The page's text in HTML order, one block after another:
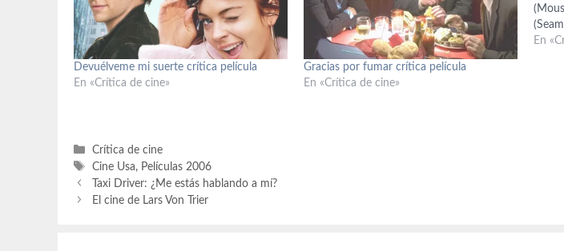
Devuélveme mi suerte crítica película
En «Crítica de cine»
Gracias por fumar crítica película
En «Crítica de cine»
En
Categorías
Crítica de cine
Etiquetas
Cine Usa, Películas 2006
Taxi Driver: ¿Me estás hablando a mí?
El cine de Lars Von Trier